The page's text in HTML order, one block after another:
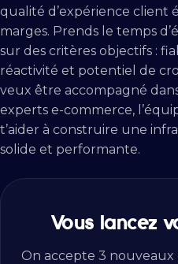
qualité d’expérience client
marges. Prends le temps
sur des critères objectifs :
réactivité et potentiel de
veux être accompagné
experts e-commerce,
t’aider à construire une
solide et performante.
Vous lancez
On accepte 3 nouveaux